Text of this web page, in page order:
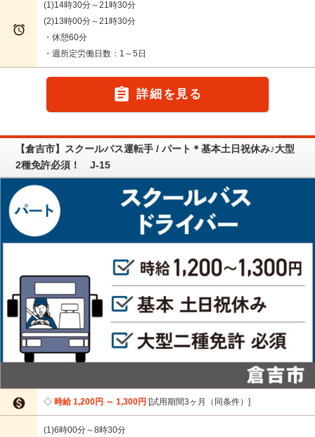

(1)14時30分～21時30分
(2)13時00分～21時30分
・休憩60分
・週所定労働日数：1～5日
 詳細を見る
【倉吉市】スクールバス運転手 / パート＊基本土日祝休み♪大型
2種免許必須！ J-15
 時給 1,200円 ～ 1,300円 試用期間3ヶ月（同条件）
(1)6時00分～8時30分